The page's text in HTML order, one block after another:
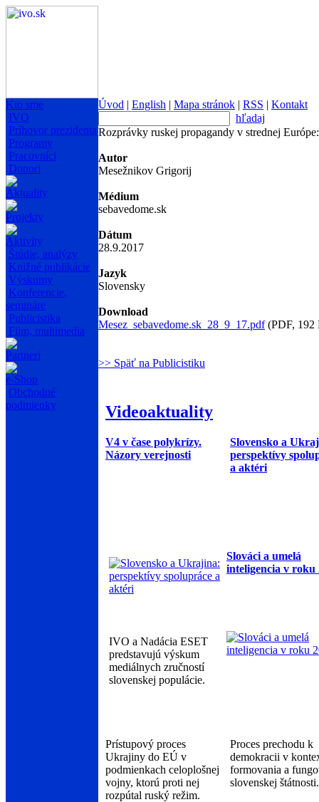
Kto sme
IVO
Príhovor prezidenta
Programy
Pracovníci
Donori
Aktuality
Projekty
Aktivity
Štúdie, analýzy
Knižné publikácie
Výskumy
Konferencie,
semináre
Publicistika
Film, multimedia
Partneri
e-Shop
Obchodné
podmienky
Úvod | English | Mapa stránok | RSS | Kontakt
hľadaj
Rozprávky ruskej propagandy v strednej
Autor
Mesežnikov Grigorij
Médium
sebavedome.sk
Dátum
28.9.2017
Jazyk
Slovensky
Download
Mesez_sebavedome.sk_28_9_17.pdf(PDF, 192
>> Späť na Publicistiku
Videoaktuality
V4 v čase polykrízy.
Názory verejnosti
Slovensko a
perspektívy
a aktéri
Slováci a umelá
inteligencia v roku
IVO a Nadácia ESET
predstavujú výskum
mediálnych zručností
slovenskej populácie.
Prístupový proces
Ukrajiny do EÚ v
podmienkach celoplošnej
vojny, ktorú proti nej
rozpútal ruský režim.
Proces prechodu k
demokracii v
formovania a
slovenskej štátnosti.